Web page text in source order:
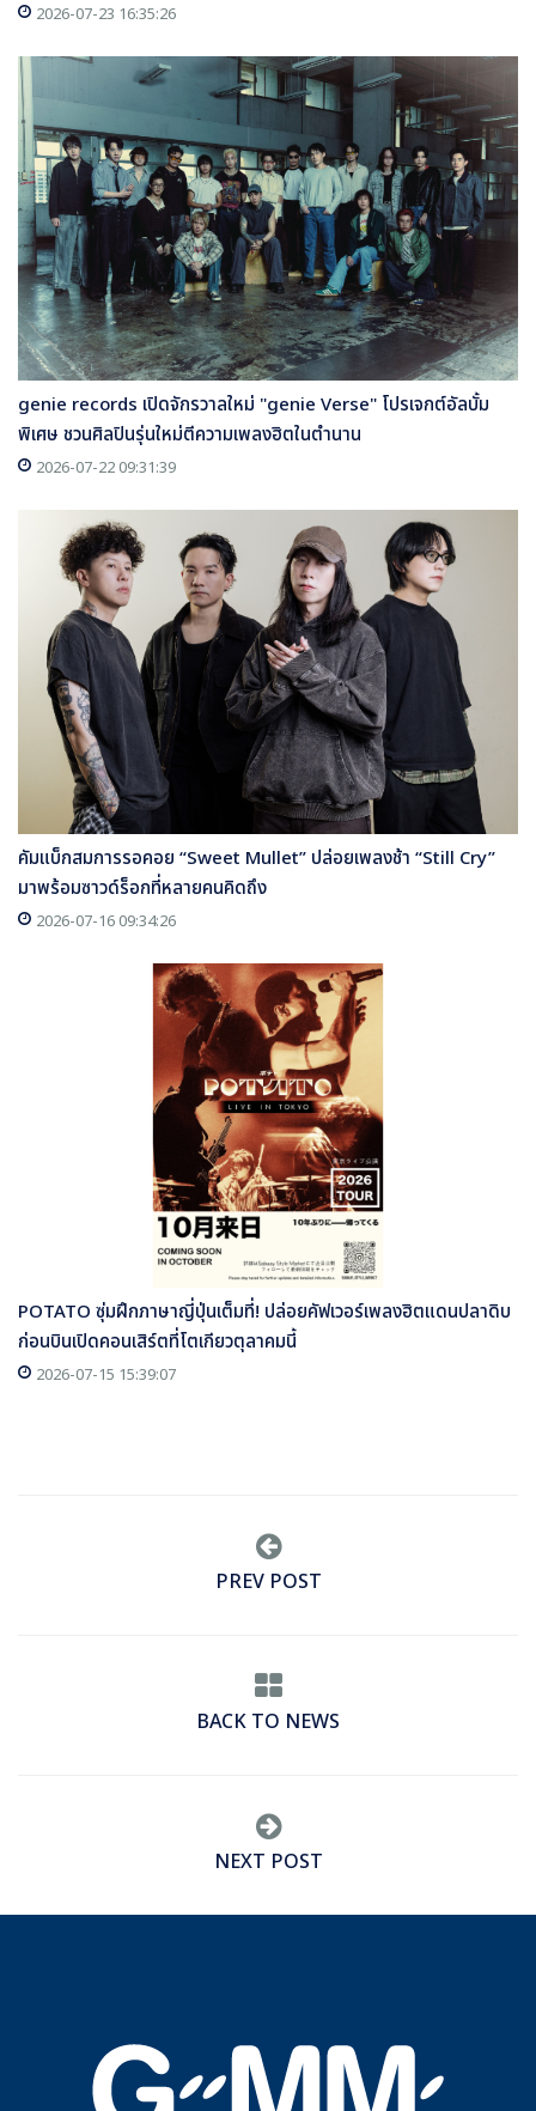
2026-07-23 16:35:26
genie records เปิดจักรวาลใหม่ "genie Verse" โปรเจกต์อัลบั้ม
พิเศษ ชวนศิลปินรุ่นใหม่ตีความเพลงฮิตในตำนาน
2026-07-22 09:31:39
คัมแบ็กสมการรอคอย “Sweet Mullet” ปล่อยเพลงช้า “Still Cry”
มาพร้อมซาวด์ร็อกที่หลายคนคิดถึง
2026-07-16 09:34:26
POTATO ซุ่มฝึกภาษาญี่ปุ่นเต็มที่! ปล่อยคัฟเวอร์เพลงฮิตแดนปลาดิบ
ก่อนบินเปิดคอนเสิร์ตที่โตเกียวตุลาคมนี้
2026-07-15 15:39:07
PREV POST
BACK TO NEWS
NEXT POST